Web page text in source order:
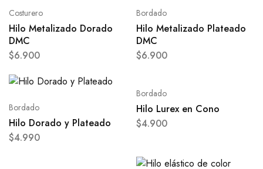
Costurero
Hilo Metalizado Dorado
DMC
$6.900
Bordado
Hilo Metalizado Plateado
DMC
$6.900
Bordado
Hilo Dorado y Plateado
$4.990
Bordado
Hilo Lurex en Cono
$4.900